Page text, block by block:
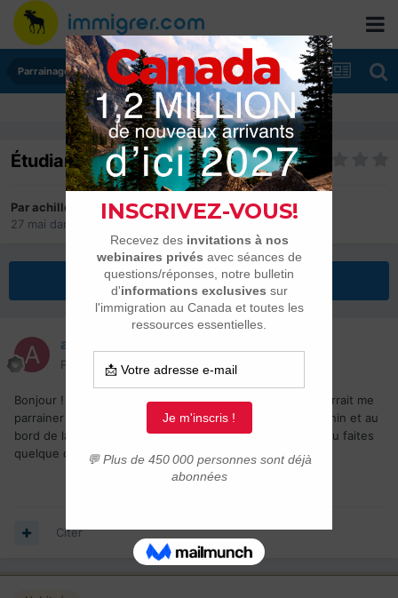
Parrainages et Mariages
Étudiant
Parachilleallo2
27 mai dans
Répondre à ce sujet
achilleallo2
Posté(e)27 mai
Bonjour ! Je suis dans la recherche de quelqu'un qui pourrait me
parrainer pour immigration (travail, études), je suis au Bénin et au
bord de la dépression.J'ai tout perdu.Pour l'amour de Dieu faites
quelque chose en ma faveur.
Citer